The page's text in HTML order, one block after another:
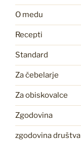
O medu
Recepti
Standard
Za čebelarje
Za obiskovalce
Zgodovina
zgodovina društva